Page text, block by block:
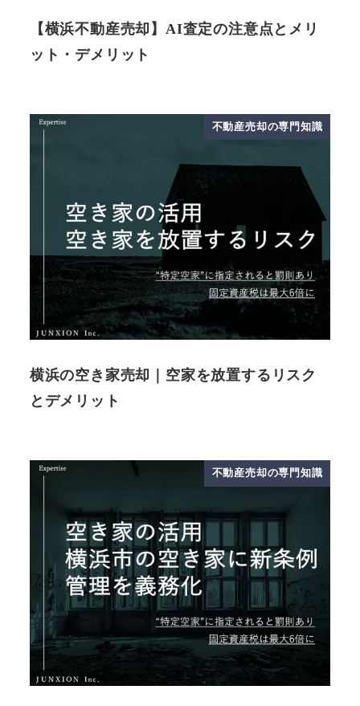
【横浜不動産売却】AI査定の注意点とメリ
ット・デメリット
不動産売却の専門知識
横浜の空き家売却｜空家を放置するリスク
とデメリット
不動産売却の専門知識